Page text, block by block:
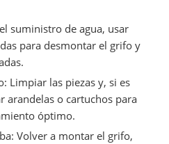
suministro de agua, usar
para desmontar el grifo y
Limpiar las piezas y, si es
arandelas o cartuchos para
óptimo.
Volver a montar el grifo,